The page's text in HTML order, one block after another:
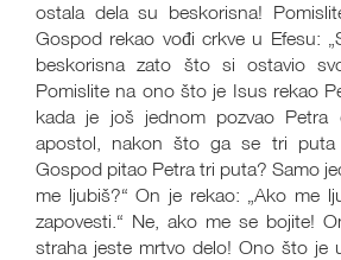
ostala dela su beskorisna!
Gospod rekao vođi crkve u Efesu:
beskorisna zato što si ostavio
Pomislite na ono što je Isus rekao
kada je još jednom pozvao Petra
apostol, nakon što ga se tri puta
Gospod pitao Petra tri puta? Samo
me ljubiš?“ On je rekao: „Ako me
zapovesti.“ Ne, ako me se bojite!
straha jeste mrtvo delo! Ono što je